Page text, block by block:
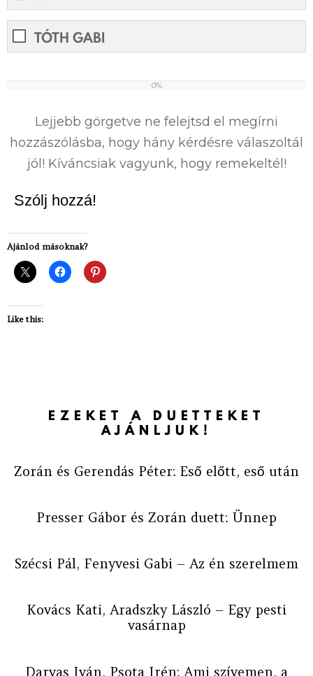
TÓTH GABI
0%
Lejjebb görgetve ne felejtsd el megírni
hozzászólásba, hogy hány kérdésre válaszoltál
jól! Kíváncsiak vagyunk, hogy remekeltél!
Szólj hozzá!
Ajánlod másoknak?
Like this:
EZEKET A DUETTEKET
AJÁNLJUK!
Zorán és Gerendás Péter: Eső előtt, eső után
Presser Gábor és Zorán duett: Ünnep
Szécsi Pál, Fenyvesi Gabi – Az én szerelmem
Kovács Kati, Aradszky László – Egy pesti
vasárnap
Darvas Iván, Psota Irén: Ami szívemen, a